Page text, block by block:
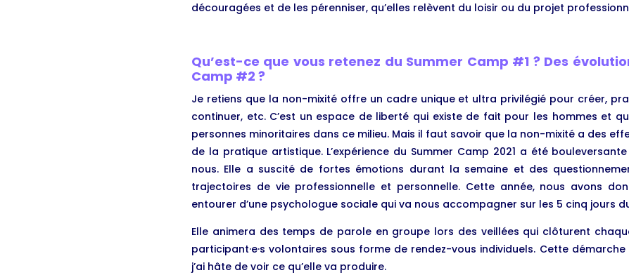
découragées et de les pérenniser, qu’elles relèvent du loisir ou du projet
Qu’est-ce que vous retenez du Summer Camp #1 ? Des
Camp #2 ?
Je retiens que la non-mixité offre un cadre unique et ultra privilégié pour créer,
continuer, etc. C’est un espace de liberté qui existe de fait pour les hommes et
personnes minoritaires dans ce milieu. Mais il faut savoir que la non-mixité a des
de la pratique artistique. L’expérience du Summer Camp 2021 a été
nous. Elle a suscité de fortes émotions durant la semaine et des
trajectoires de vie professionnelle et personnelle. Cette année, nous avons
entourer d’une psychologue sociale qui va nous accompagner sur les 5 cinq jours
Elle animera des temps de parole en groupe lors des veillées qui clôturent
participant·e·s volontaires sous forme de rendez-vous individuels. Cette
j’ai hâte de voir ce qu’elle va produire.